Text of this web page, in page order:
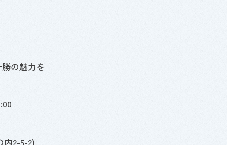
の魅力を
内2-5-2)